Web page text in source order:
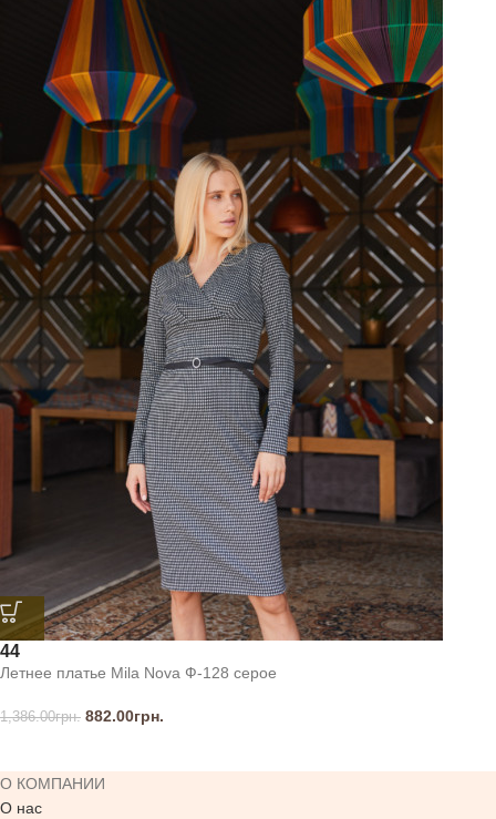
44
Летнее платье Mila Nova Ф-128 серое
1,386.00грн. 882.00грн.
О КОМПАНИИ
О нас